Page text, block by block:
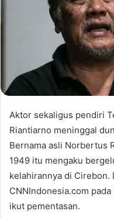
Aktor sekaligus pendiri
Riantiarno meninggal
Bernama asli Norbertus
1949 itu mengaku
kelahirannya di Cirebon.
CNNIndonesia.com
ikut pementasan.